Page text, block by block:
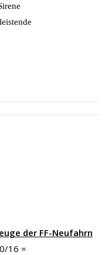
der FF-Neufahrn
16 =